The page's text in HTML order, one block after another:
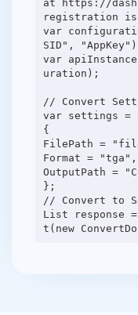
at https://
registration
var
SID",
var
uration);
// Convert
var settings =
{
FilePath =
Format = "tga",
OutputPath =
};
// Convert to
List response =